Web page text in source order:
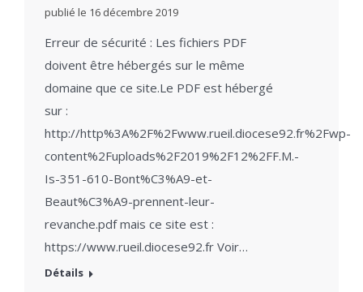
publié le 16 décembre 2019
Erreur de sécurité : Les fichiers PDF
doivent être hébergés sur le même
domaine que ce site.Le PDF est hébergé
sur :
http://http%3A%2F%2Fwww.rueil.diocese92.fr%2Fwp-
content%2Fuploads%2F2019%2F12%2FF.M.-
Is-351-610-Bont%C3%A9-et-
Beaut%C3%A9-prennent-leur-
revanche.pdf mais ce site est :
https://www.rueil.diocese92.fr Voir…
Détails